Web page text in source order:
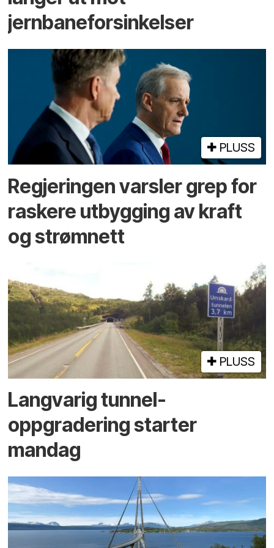
jernbaneforsinkelser
PLUSS
Regjeringen varsler grep for
raskere utbygging av kraft
og strømnett
PLUSS
Langvarig tunnel­
oppgradering starter
mandag